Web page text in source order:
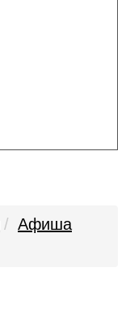
Афиша